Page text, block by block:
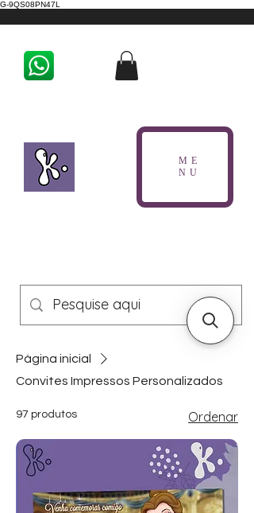
G-9QS08PN47L
ME
NU
Página inicial
Convites Impressos Personalizados
97 produtos Ordenar